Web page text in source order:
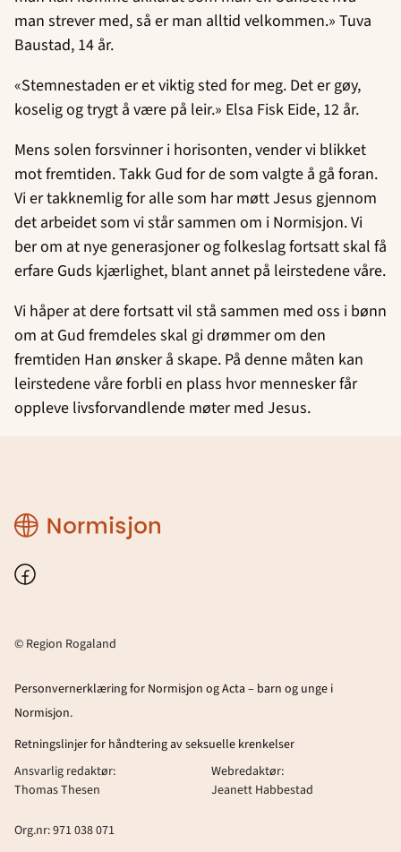
man strever med, så er man alltid velkommen.» Tuva
Baustad, 14 år.
«Stemnestaden er et viktig sted for meg. Det er gøy,
koselig og trygt å være på leir.» Elsa Fisk Eide, 12 år.
Mens solen forsvinner i horisonten, vender vi blikket
mot fremtiden. Takk Gud for de som valgte å gå foran.
Vi er takknemlig for alle som har møtt Jesus gjennom
det arbeidet som vi står sammen om i Normisjon. Vi
ber om at nye generasjoner og folkeslag fortsatt skal få
erfare Guds kjærlighet, blant annet på leirstedene våre.
Vi håper at dere fortsatt vil stå sammen med oss i bønn
om at Gud fremdeles skal gi drømmer om den
fremtiden Han ønsker å skape. På denne måten kan
leirstedene våre forbli en plass hvor mennesker får
oppleve livsforvandlende møter med Jesus.
Region
Rogaland
Facebook
© Region Rogaland
Personvernerklæring for Normisjon og Acta – barn og unge i
Normisjon.
Retningslinjer for håndtering av seksuelle krenkelser
Ansvarlig redaktør:
Thomas Thesen
Webredaktør:
Jeanett Habbestad
Org.nr: 971 038 071